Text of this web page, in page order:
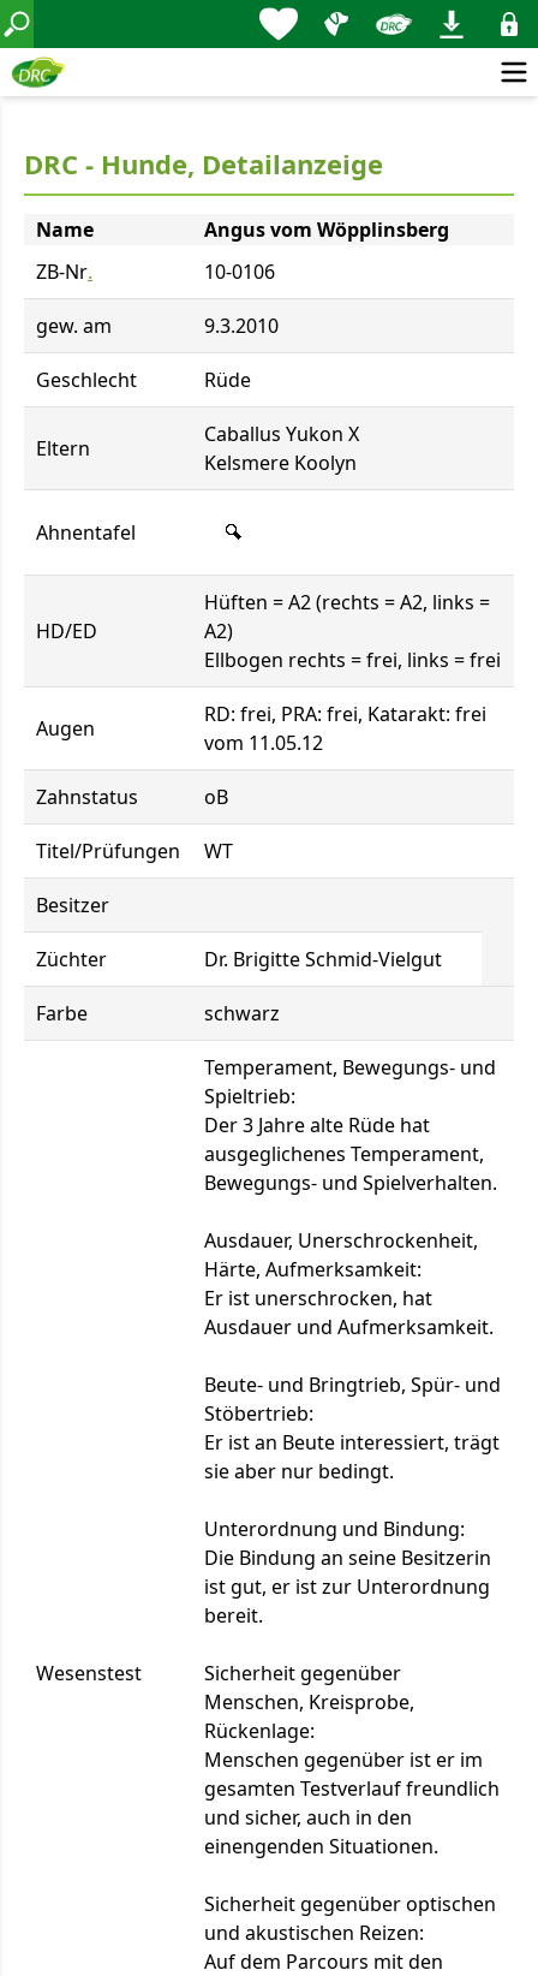
DRC - Hunde, Detailanzeige
Name
Angus vom Wöpplinsberg
ZB-Nr. 10-0106
gew. am 9.3.2010
Geschlecht Rüde
Eltern
Caballus Yukon X
Kelsmere Koolyn
Ahnentafel
HD/ED
Hüften = A2 (rechts = A2, links =
A2)
Ellbogen rechts = frei, links = frei
Augen
RD: frei, PRA: frei, Katarakt: frei
vom 11.05.12
Zahnstatus oB
Titel/Prüfungen WT
Besitzer
Züchter Dr. Brigitte Schmid-Vielgut
Farbe schwarz
Wesenstest
Temperament, Bewegungs- und
Spieltrieb:
Der 3 Jahre alte Rüde hat
ausgeglichenes Temperament,
Bewegungs- und Spielverhalten.
Ausdauer, Unerschrockenheit,
Härte, Aufmerksamkeit:
Er ist unerschrocken, hat
Ausdauer und Aufmerksamkeit.
Beute- und Bringtrieb, Spür- und
Stöbertrieb:
Er ist an Beute interessiert, trägt
sie aber nur bedingt.
Unterordnung und Bindung:
Die Bindung an seine Besitzerin
ist gut, er ist zur Unterordnung
bereit.
Sicherheit gegenüber
Menschen, Kreisprobe,
Rückenlage:
Menschen gegenüber ist er im
gesamten Testverlauf freundlich
und sicher, auch in den
einengenden Situationen.
Sicherheit gegenüber optischen
und akustischen Reizen:
Auf dem Parcours mit den